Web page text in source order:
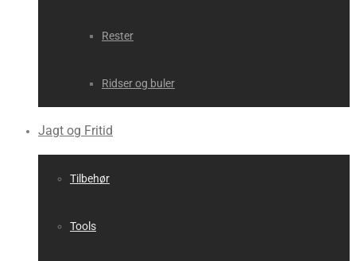
Rester
Ridser og buler
Jagt og Fritid
Tilbehør
Tools